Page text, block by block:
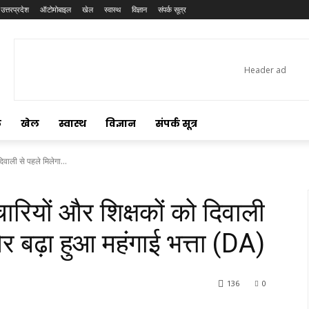
उत्तरप्रदेश ऑटोमोबाइल खेल स्वास्थ विज्ञान संपर्क सूत्र
खेल स्वास्थ विज्ञान संपर्क सूत्र
से पहले मिलेगा...
और शिक्षकों को दिवाली
हुआ महंगाई भत्ता (DA)
0
136